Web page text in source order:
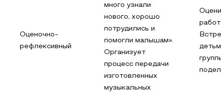
Оценочно-
рефлексивный
много узнали
нового, хорошо
потрудились и
помогли малышам».
Организует
процесс передачи
изготовленных
музыкальных